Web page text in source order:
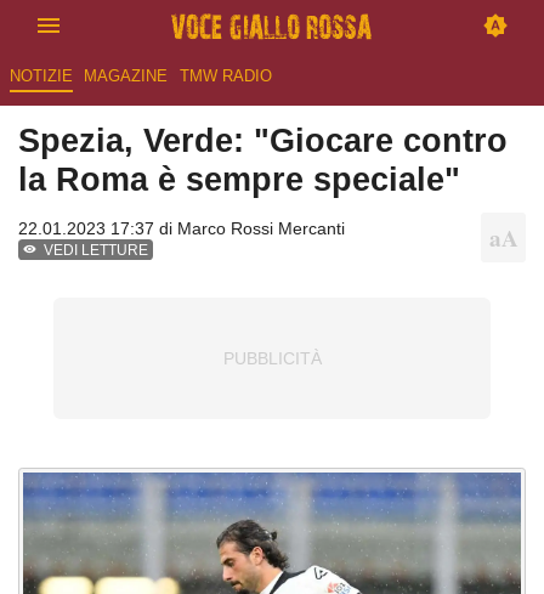
NOTIZIE MAGAZINE TMW RADIO
Spezia, Verde: "Giocare contro
la Roma è sempre speciale"
22.01.2023 17:37 di Marco Rossi Mercanti
VEDI LETTURE